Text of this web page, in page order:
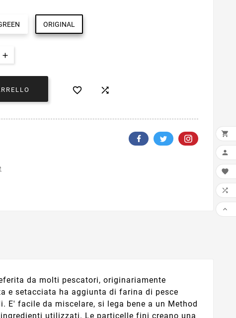
ORIGINAL
 
da molti pescatori, originariamente
e setacciata ha aggiunta di farina di pesce
facile da miscelare, si lega bene a un Method
utilizzati. Le particelle fini creano una




